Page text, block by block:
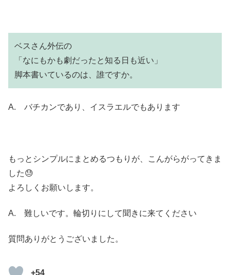
ベスさん外伝の
「なにもかも劇だったと知る日も近い」
脚本書いているのは、誰ですか。
A. バチカンであり、イスラエルでもあります
もっとシンプルにまとめるつもりが、こんがらがってきま
した😓
よろしくお願いします。
A. 難しいです。輪切りにして聞きに来てください
質問ありがとうございました。
+54